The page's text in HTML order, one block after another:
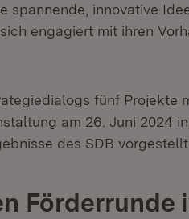
spannende, innovative
engagiert mit ihren
fünf Projekte
am 26. Juni 2024
des SDB vorgestellt
Förderrunde